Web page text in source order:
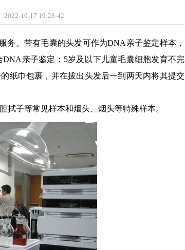
2022-10-17 19:28:42
。带有毛囊的头发可作为DNA亲子鉴定样本，
亲子鉴定；5岁及以下儿童毛囊细胞发育不完
纸巾包裹，并在拔出头发后一到两天内将其提交
拭子等常见样本和烟头、烟头等特殊样本。